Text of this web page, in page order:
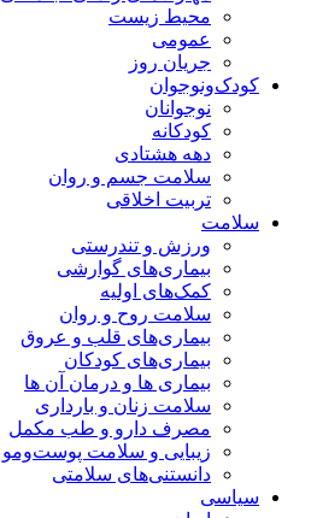
محیط زیست
عمومی
جریان روز
کودک‌ونوجوان
نوجوانان
کودکانه
دهه هشتادی
سلامت جسم و روان
تربیت اخلاقی
سلامت
ورزش و تندرستی
بیماری‌های گوارشی
کمک‌های اولیه
سلامت روح و روان
بیماری‌های قلب و عروق
بیماری‌های کودکان
بیماری ها و درمان آن ها
سلامت زنان و بارداری
مصرف دارو و طب مکمل
زیبایی و سلامت پوست‌ومو
دانستنی‌های سلامتی
سیاسی